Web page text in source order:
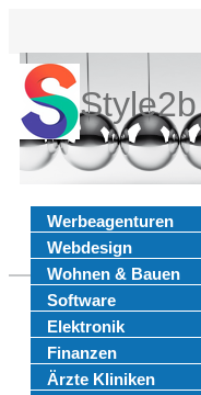
Style2b
Werbeagenturen
Webdesign
Wohnen & Bauen
Software
Elektronik
Finanzen
Ärzte Kliniken